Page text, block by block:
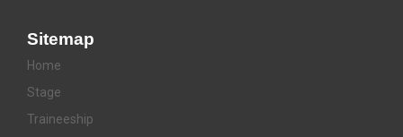
Sitemap
Home
Stage
Traineeship